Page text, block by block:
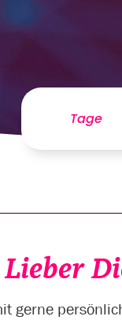
Tage
Lieber
gerne